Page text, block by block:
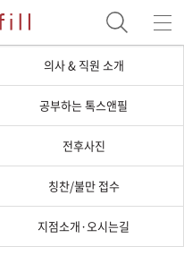
의사 & 직원 소개
공부하는 톡스앤필
전후사진
칭찬/불만 접수
지점소개·오시는길